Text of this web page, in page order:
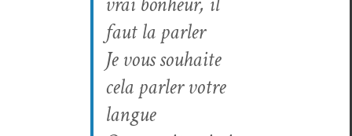
faut la parler
Je vous souhaite
cela par­ler votre
langue